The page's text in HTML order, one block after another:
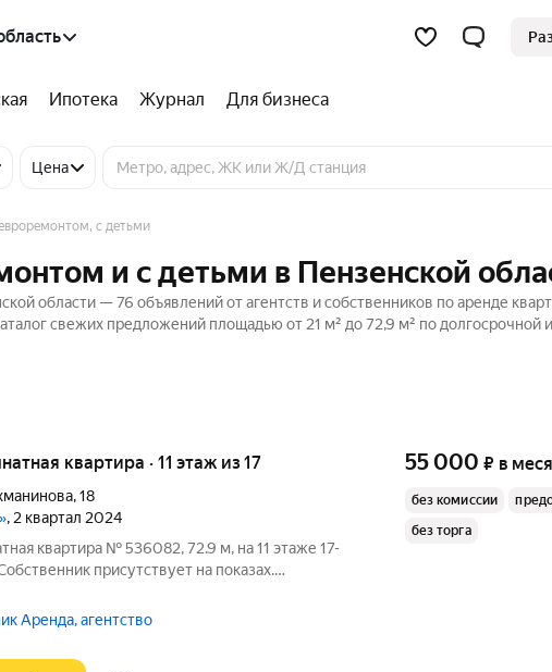
Ипотека Журнал Для бизнеса
Цена
с детьми
и с детьми в Пензенской
области — 76 объявлений от агентств и собственников по аренде
свежих предложений площадью от 21 м² до 72,9 м² по долгосрочной и
квартира · 11 этаж из 17
,18
, 2 квартал 2024
квартира № 536082, 72.9 м, на 11 этаже 17-
присутствует на показах.
По условиям проживания: можно с
питомцами.
Аренда, агентство
55 000 ₽ в
без комиссии
без торга